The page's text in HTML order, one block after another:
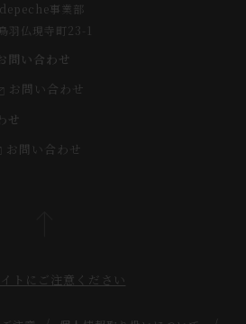
事業部
羽仏現寺町23-1
問い合わせ
お問い合わせ
せ
お問い合わせ
トにご注意ください